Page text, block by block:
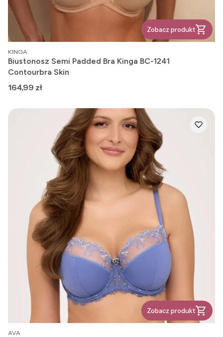
Zobacz produkt
PRODUCENT
KINGA
Biustonosz Semi Padded Bra Kinga BC-1241
Contourbra Skin
Cena
164,99 zł
Zobacz produkt
PRODUCENT
AVA